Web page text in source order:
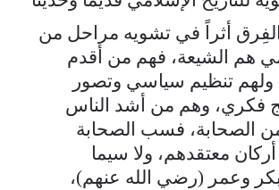
أثراً في تشويه مراحل من
هم الشيعة، فهم من أقدم
ولهم تنظيم سياسي وتصور
فكري، وهم من أشد الناس
الصحابة، فسب الصحابة
معتقدهم، ولا سيما
وعمر (رضي الله عنهم)،